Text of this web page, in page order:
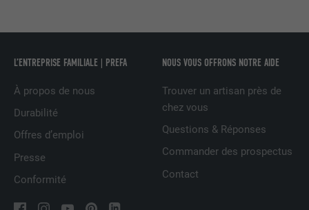
L’ENTREPRISE FAMILIALE | PREFA
À propos de nous
Durabilité
Offres d’emploi
Presse
Conformité
NOUS VOUS OFFRONS NOTRE AIDE
Trouver un artisan près de
chez vous
Questions & Réponses
Commander des prospectus
Contact
une série de produits publicitaires, par
d'annonceurs tiers.
NOM
FOURNISSEUR
Est utilisé par Facebook pour afficher